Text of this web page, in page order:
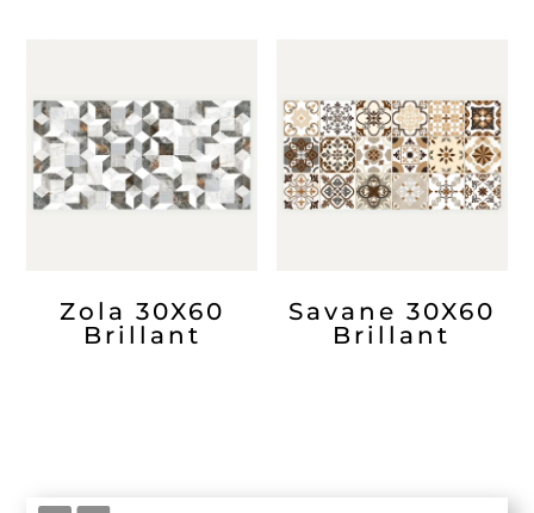
Zola 30X60
Brillant
Savane 30X60
Brillant